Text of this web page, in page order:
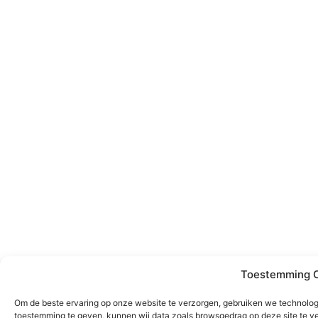
Toestemming
Om de beste ervaring op onze website te verzorgen, gebruiken we
toestemming te geven, kunnen wij data zoals browsgedrag op deze site te